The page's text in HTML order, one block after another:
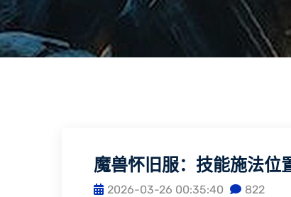
魔兽怀旧服：技能施法位
2026-03-26 00:35:40 822